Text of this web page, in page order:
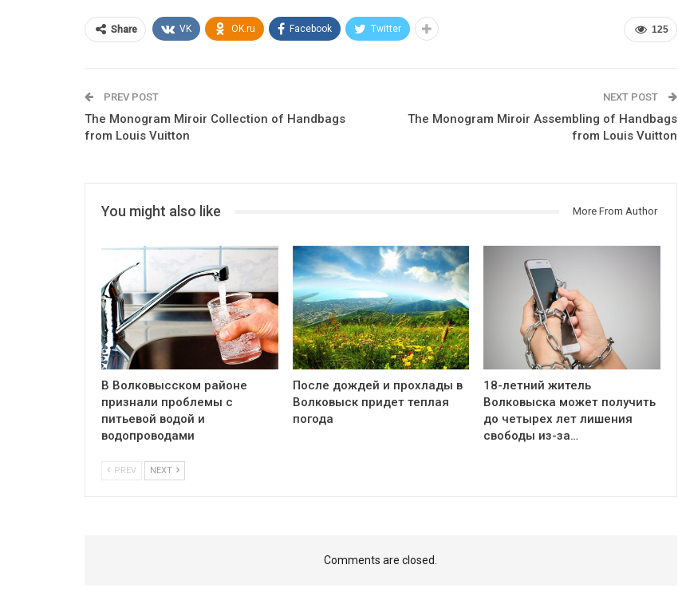
125
Share VK OK.ru Facebook Twitter
PREV POST
The Monogram Miroir Collection of Handbags
from Louis Vuitton
NEXT POST
The Monogram Miroir Assembling of Handbags
from Louis Vuitton
You might also like More From Author
В Волковысском районе
признали проблемы с
питьевой водой и
водопроводами
После дождей и прохлады в
Волковыск придет теплая
погода
18-летний житель
Волковыска может получить
до четырех лет лишения
свободы из-за…
PREV NEXT
Comments are closed.